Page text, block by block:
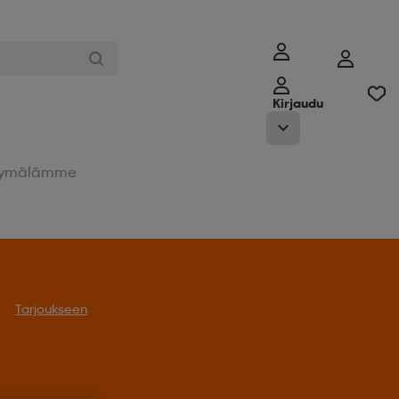
Kirjaudu
Tarjoukseen